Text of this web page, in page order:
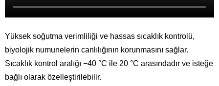
Yüksek soğutma verimliliği ve hassas sıcaklık kontrolü,
biyolojik numunelerin canlılığının korunmasını sağlar.
Sıcaklık kontrol aralığı −40 °C ile 20 °C arasındadır ve isteğe
bağlı olarak özelleştirilebilir.